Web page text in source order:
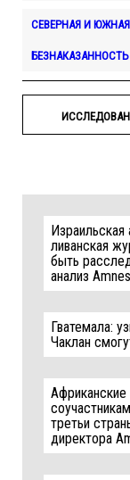
СЕВЕРНАЯ И
БЕЗНАКАЗАННОСТЬ
Израильская
ливанская
быть
анализ
Гватемала:
Чаклан
третьи
директора